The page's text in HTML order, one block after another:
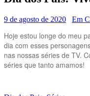
9 de agosto de 2020 Em
Hoje estou longe do meu
dia com esses
nas nossas séries de TV.
séries que tanto amamos!